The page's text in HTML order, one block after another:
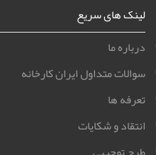
لینک های سریع
درباره ما
سوالات متداول ایران کارخانه
تعرفه ها
انتقاد و شکایات